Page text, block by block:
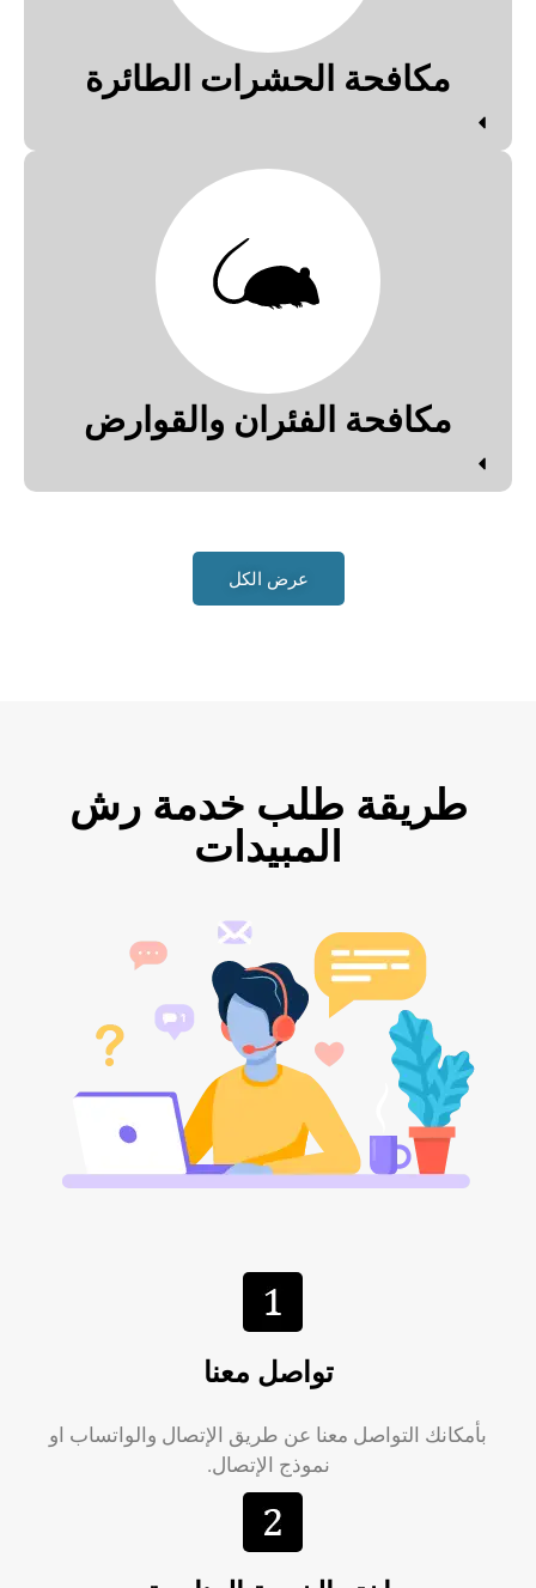
مكافحة الحشرات الطائرة
مكافحة الفئران والقوارض
عرض الكل
طريقة طلب خدمة رش
المبيدات
تواصل معنا
بأمكانك التواصل معنا عن طريق الإتصال والواتساب او
نموذج الإتصال.